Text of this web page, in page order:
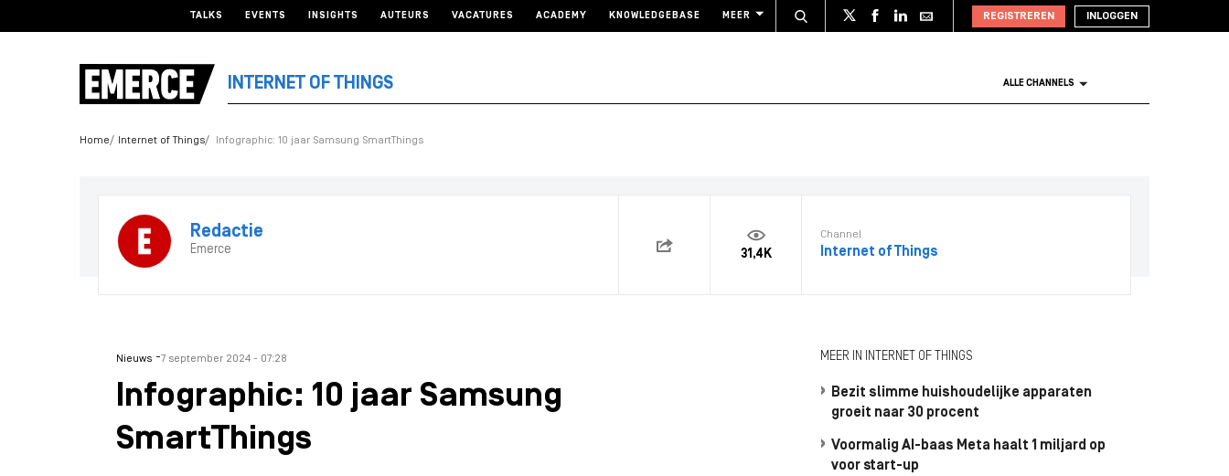
TALKS EVENTS INSIGHTS AUTEURS VACATURES ACADEMY KNOWLEDGEBASE MEER REGISTREREN INLOGGEN
INTERNET OF THINGS ALLE CHANNELS
Home Internet of Things Infographic: 10 jaar Samsung SmartThings
Redactie
Emerce 31,4K
Channel
Internet of Things
Nieuws -7 september 2024 - 07:28
Infographic: 10 jaar Samsung
SmartThings
MEER IN INTERNET OF THINGS
Bezit slimme huishoudelijke apparaten
groeit naar 30 procent
Voormalig AI-baas Meta haalt 1 miljard op
voor start-up